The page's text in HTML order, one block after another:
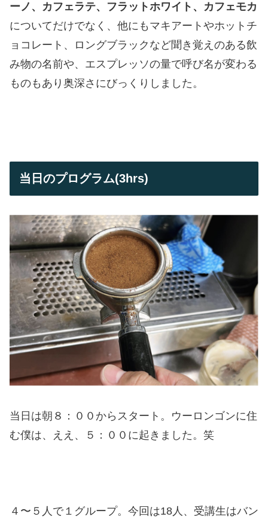
ーノ、カフェラテ、フラットホワイト、カフェモカ
についてだけでなく、他にもマキアートやホットチ
ョコレート、ロングブラックなど聞き覚えのある飲
み物の名前や、エスプレッソの量で呼び名が変わる
ものもあり奥深さにびっくりしました。
当日のプログラム(3hrs)
当日は朝８：００からスタート。ウーロンゴンに住
む僕は、ええ、５：００に起きました。笑
４〜５人で１グループ。今回は18人、受講生はバン